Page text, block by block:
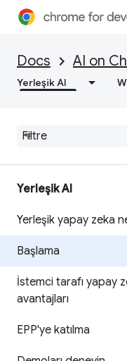
Docs AI on
Yerleşik AI
Yerleşik AI
Yerleşik yapay zeka
Başlama
İstemci tarafı yapay
avantajları
EPP'ye katılma